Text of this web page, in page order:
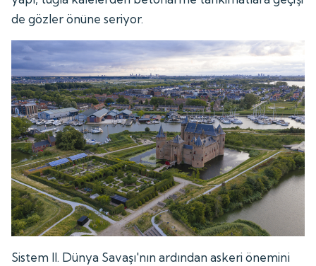
de gözler önüne seriyor.
Sistem II. Dünya Savaşı'nın ardından askeri önemini